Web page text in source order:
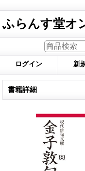
ふらんす堂オ
ログイン 新
書籍詳細